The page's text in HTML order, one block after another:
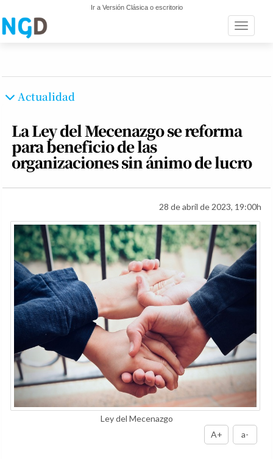
Ir a Versión Clásica o escritorio
Toggle
Actualidad
La Ley del Mecenazgo se reforma
para beneficio de las
organizaciones sin ánimo de lucro
28 de abril de 2023, 19:00h
Ley del Mecenazgo
A+
a-